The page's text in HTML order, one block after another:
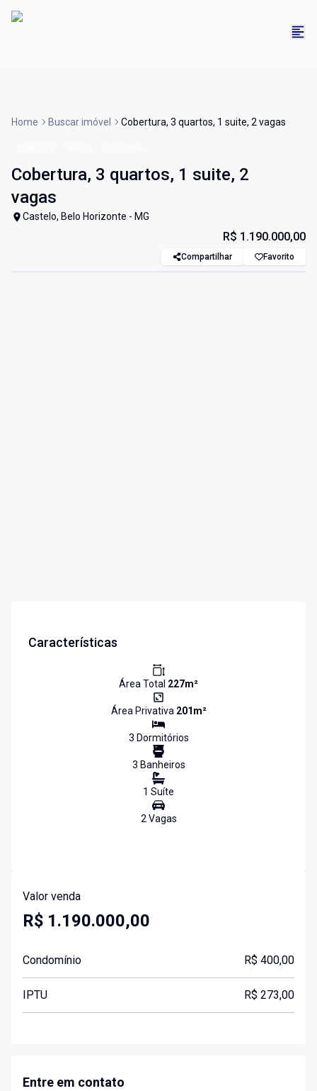
Home Buscar imóvel Cobertura, 3 quartos, 1 suite, 2 vagas
Cobertura, 3 quartos, 1 suite, 2
vagas
Castelo, Belo Horizonte - MG
R$ 1.190.000,00
Compartilhar Favorito
Características
Área Total 227m²
Área Privativa 201m²
3 Dormitórios
3 Banheiros
1 Suíte
2Vagas
Valor venda
R$ 1.190.000,00
Condomínio R$ 400,00
IPTU R$ 273,00
Entre em contato